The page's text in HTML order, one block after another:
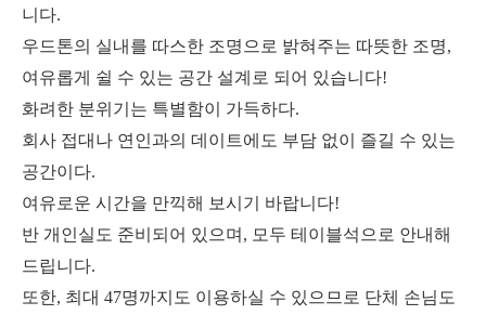
니다.
우드톤의 실내를 따스한 조명으로 밝혀주는 따뜻한 조명,
여유롭게 쉴 수 있는 공간 설계로 되어 있습니다!
화려한 분위기는 특별함이 가득하다.
회사 접대나 연인과의 데이트에도 부담 없이 즐길 수 있는
공간이다.
여유로운 시간을 만끽해 보시기 바랍니다!
반 개인실도 준비되어 있으며, 모두 테이블석으로 안내해
드립니다.
또한, 최대 47명까지도 이용하실 수 있으므로 단체 손님도